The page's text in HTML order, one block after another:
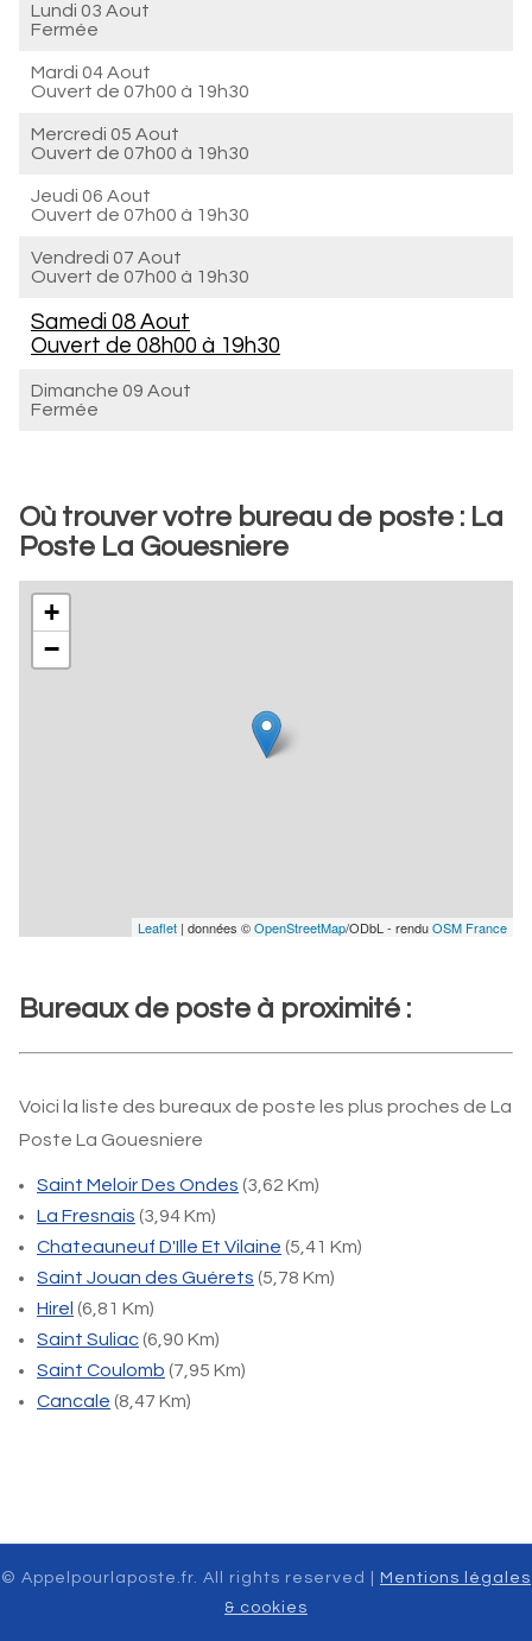
Lundi 03 Aout
Fermée
Mardi 04 Aout
Ouvert de 07h00 à 19h30
Mercredi 05 Aout
Ouvert de 07h00 à 19h30
Jeudi 06 Aout
Ouvert de 07h00 à 19h30
Vendredi 07 Aout
Ouvert de 07h00 à 19h30
Samedi 08 Aout
Ouvert de 08h00 à 19h30
Dimanche 09 Aout
Fermée
Où trouver votre bureau de poste : La
Poste La Gouesniere
+
−
Leaflet | données ©OpenStreetMap/ODbL - renduOSM France
Bureaux de poste à proximité :
Voici la liste des bureaux de poste les plus proches de La
Poste La Gouesniere
Saint Meloir Des Ondes (3,62 Km)
La Fresnais (3,94 Km)
Chateauneuf D'Ille Et Vilaine (5,41 Km)
Saint Jouan des Guérets (5,78 Km)
Hirel (6,81 Km)
Saint Suliac(6,90 Km)
Saint Coulomb (7,95 Km)
Cancale (8,47 Km)
© Appelpourlaposte.fr. All rights reserved |
Mentions légales
& cookies